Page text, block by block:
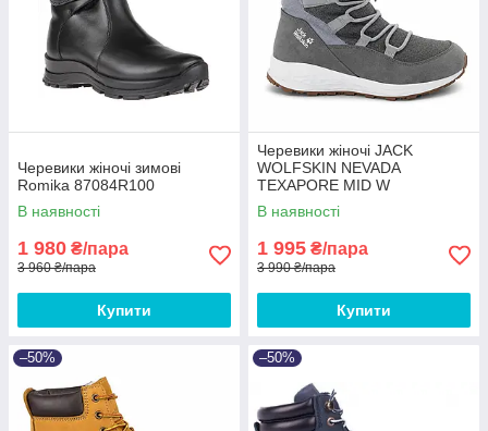
Черевики жіночі зимові
Romika 87084R100
В наявності
1 980 ₴/пара
3 960 ₴/пара
Купити
Черевики жіночі JACK
WOLFSKIN NEVADA
TEXAPORE MID W
В наявності
1 995 ₴/пара
3 990 ₴/пара
Купити
–50% –50%